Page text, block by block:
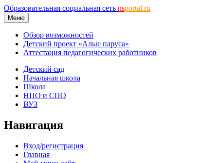
Образовательная социальная сеть nsportal.ru
Меню
Обзор возможностей
Детский проект «Алые паруса»
Аттестация педагогических работников
Детский сад
Начальная школа
Школа
НПО и СПО
ВУЗ
Навигация
Вход/регистрация
Главная